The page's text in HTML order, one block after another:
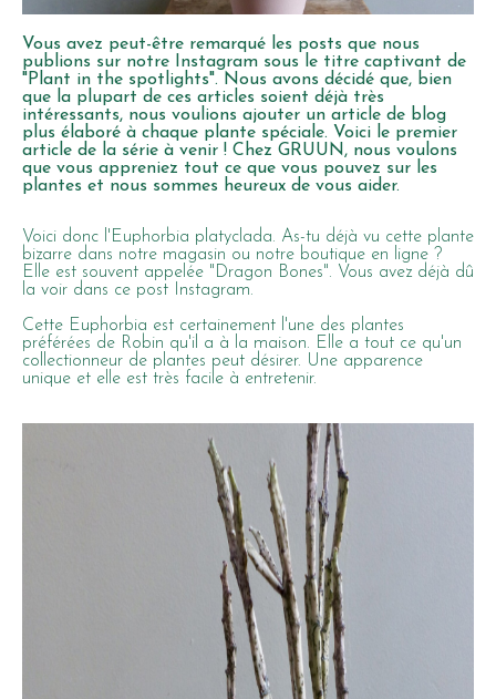
Vous avez peut-être remarqué les posts que nous
publions sur notre Instagram sous le titre captivant de
"Plant in the spotlights". Nous avons décidé que, bien
que la plupart de ces articles soient déjà très
intéressants, nous voulions ajouter un article de blog
plus élaboré à chaque plante spéciale. Voici le premier
article de la série à venir ! Chez GRUUN, nous voulons
que vous appreniez tout ce que vous pouvez sur les
plantes et nous sommes heureux de vous aider.
Voici donc l'Euphorbia platyclada. As-tu déjà vu cette plante
bizarre dans notre magasin ou notre boutique en ligne ?
Elle est souvent appelée "Dragon Bones". Vous avez déjà dû
la voir dans ce post Instagram.
Cette Euphorbia est certainement l'une des plantes
préférées de Robin qu'il a à la maison. Elle a tout ce qu'un
collectionneur de plantes peut désirer. Une apparence
unique et elle est très facile à entretenir.